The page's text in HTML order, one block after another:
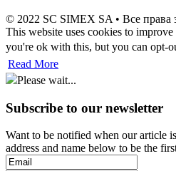
© 2022 SC SIMEX SA • Все права
This website uses cookies to
you're ok with this, but you can opt-
Read More
Please wait...
Subscribe to our newsletter
Want to be notified when our article
address and name below to be the